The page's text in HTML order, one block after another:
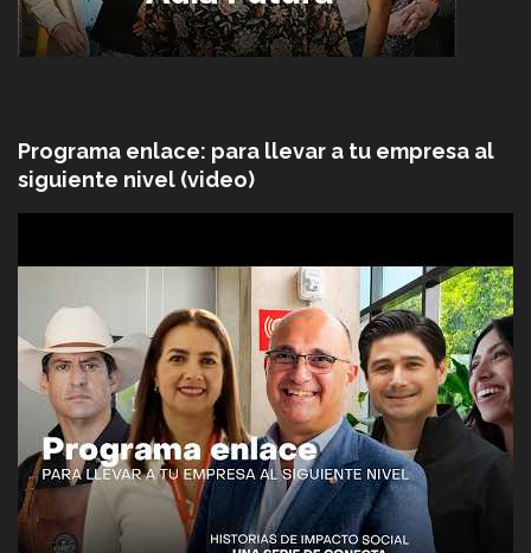
Programa enlace: para llevar a tu empresa al
siguiente nivel (video)